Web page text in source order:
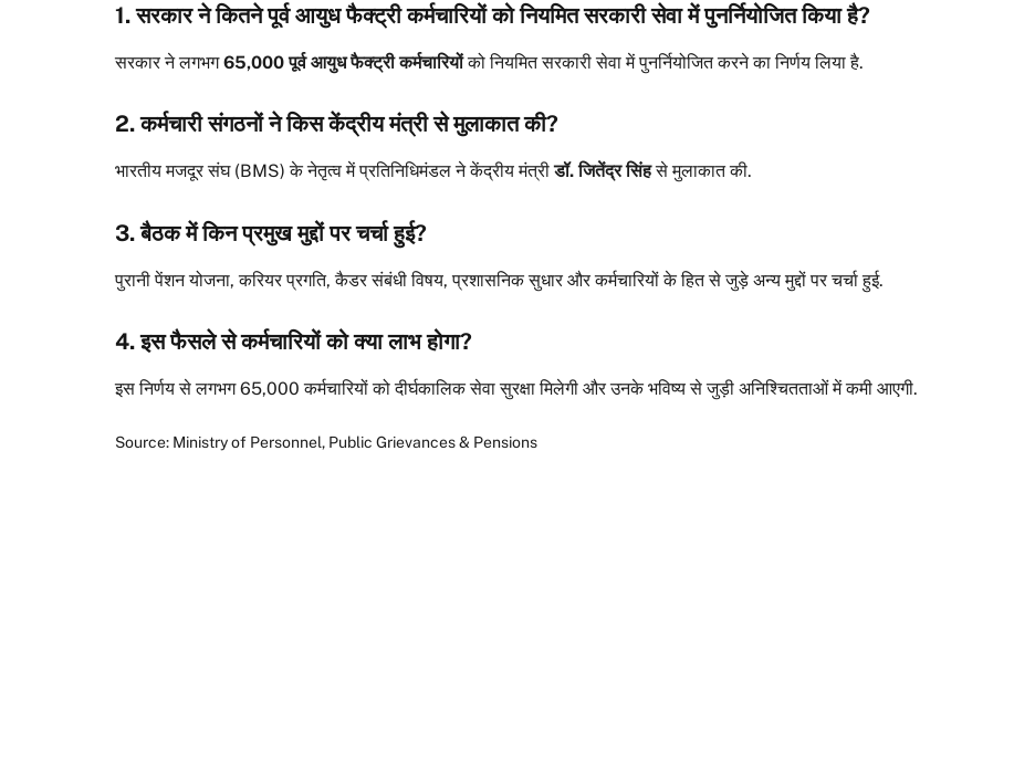
1. सरकार ने कितने पूर्व आयुध फैक्ट्री कर्मचारियों को नियमित सरकारी सेवा में पुनर्नियोजित किया है?
सरकार ने लगभग65,000 पूर्व आयुध फैक्ट्री कर्मचारियोंको नियमित सरकारी सेवा में पुनर्नियोजित करने का निर्णय लिया है.
2. कर्मचारी संगठनों ने किस केंद्रीय मंत्री से मुलाकात की?
भारतीय मजदूर संघ (BMS) के नेतृत्व में प्रतिनिधिमंडल ने केंद्रीय मंत्रीडॉ. जितेंद्र सिंहसे मुलाकात की.
3. बैठक में किन प्रमुख मुद्दों पर चर्चा हुई?
पुरानी पेंशन योजना, करियर प्रगति, कैडर संबंधी विषय, प्रशासनिक सुधार और कर्मचारियों के हित से जुड़े अन्य मुद्दों पर चर्चा हुई.
4. इस फैसले से कर्मचारियों को क्या लाभ होगा?
इस निर्णय से लगभग 65,000 कर्मचारियों को दीर्घकालिक सेवा सुरक्षा मिलेगी और उनके भविष्य से जुड़ी अनिश्चितताओं में कमी आएगी.
Source: Ministry of Personnel, Public Grievances & Pensions